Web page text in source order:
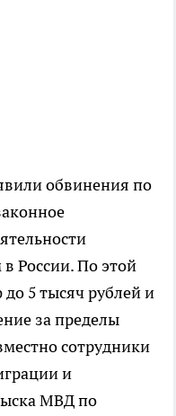
обвинения по
России. По этой
5 тысяч рублей и
за пределы
сотрудники
и
МВД по